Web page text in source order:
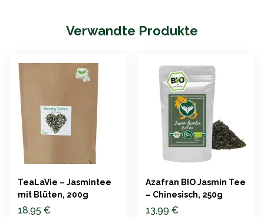
Verwandte Produkte
TeaLaVie – Jasmintee
mit Blüten, 200g
18,95 €
Azafran BIO Jasmin Tee
– Chinesisch, 250g
13,99 €